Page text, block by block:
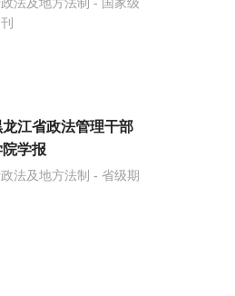
龙江省政法管理干部
学报
法及地方法制 - 省级期